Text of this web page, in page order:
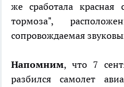
же сработала красная
тормоза",
сопровождаемая
Напомним, что 7
разбился самолет